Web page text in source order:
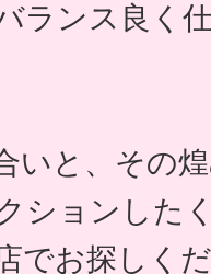
ランス良く
いと、その
ションした
でお探しく